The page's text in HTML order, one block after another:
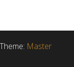
Theme: Master